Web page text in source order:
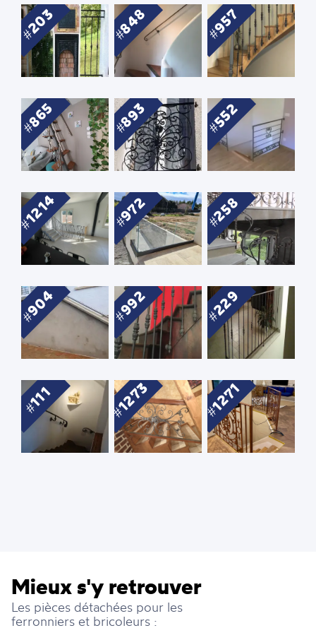
203 848 957
865 893 552
1214 972 258
904 992 229
111 1273 1271
Mieux s'y retrouver
Les pièces détachées pour les
ferronniers et bricoleurs :